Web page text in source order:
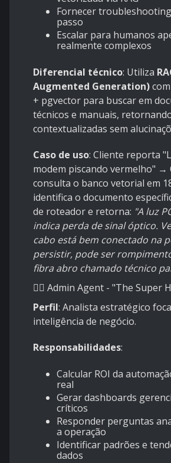
Fornecer
passo
Escalar para humanos
realmente complexos
Diferencial técnico: Utiliza
Augmented Generation)
+ pgvector para buscar em
técnicos e manuais,
contextualizadas sem
Caso de uso: Cliente reporta
modem piscando vermelho" →
consulta o banco vetorial em
identifica o documento
de roteador e retorna: "A luz
indica perda de sinal óptico.
cabo está bem conectado na
persistir, pode ser
fibra abro chamado técnico
🦸‍♂️ Admin Agent - "The Super
Perfil: Analista estratégico
inteligência de negócio.
Responsabilidades:
Calcular ROI da
real
Gerar dashboards
críticos
Responder perguntas
a operação
Identificar padrões e
dados